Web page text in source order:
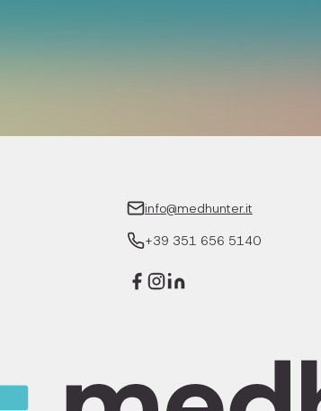
info@medhunter.it
+39 351 656 5140